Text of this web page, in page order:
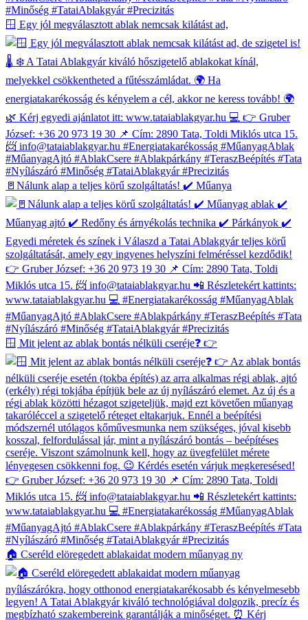
🪟 Egy jól megválasztott ablak nemcsak kilátást ad,
🚪Nálunk alap a teljes körű szolgáltatás! ✔️ Műanya
🪟 Mit jelent az ablak bontás nélküli cseréje❓ 👉
🏠 Cseréld elöregedett ablakaidat modern műanyag ny